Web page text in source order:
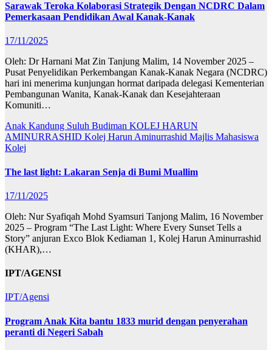
Sarawak Teroka Kolaborasi Strategik Dengan NCDRC Dalam
Pemerkasaan Pendidikan Awal Kanak-Kanak
17/11/2025
Oleh: Dr Harnani Mat Zin Tanjung Malim, 14 November 2025 –
Pusat Penyelidikan Perkembangan Kanak-Kanak Negara (NCDRC)
hari ini menerima kunjungan hormat daripada delegasi Kementerian
Pembangunan Wanita, Kanak-Kanak dan Kesejahteraan
Komuniti…
Anak Kandung Suluh Budiman KOLEJ HARUN
AMINURRASHID Kolej Harun Aminurrashid Majlis Mahasiswa
Kolej
The last light: Lakaran Senja di Bumi Muallim
17/11/2025
Oleh: Nur Syafiqah Mohd Syamsuri Tanjong Malim, 16 November
2025 – Program “The Last Light: Where Every Sunset Tells a
Story” anjuran Exco Blok Kediaman 1, Kolej Harun Aminurrashid
(KHAR),…
IPT/AGENSI
IPT/Agensi
Program Anak Kita bantu 1833 murid dengan penyerahan
peranti di Negeri Sabah